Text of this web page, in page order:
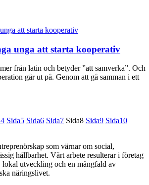
unga att starta kooperativ
från latin och betyder ”att samverka”. Och
går ut på. Genom att gå samman i ett
4 Sida5 Sida6 Sida7 Sida8 Sida9 Sida10
som värnar om social,
hållbarhet. Vårt arbete resulterar i företag
lokal utveckling och en mångfald av
näringslivet.